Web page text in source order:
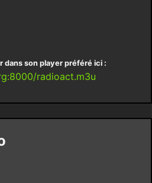
dans son player préféré ici :
radioact.m3u